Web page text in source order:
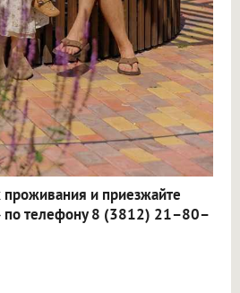
проживания и приезжайте
по телефону 8 (3812) 21–80–